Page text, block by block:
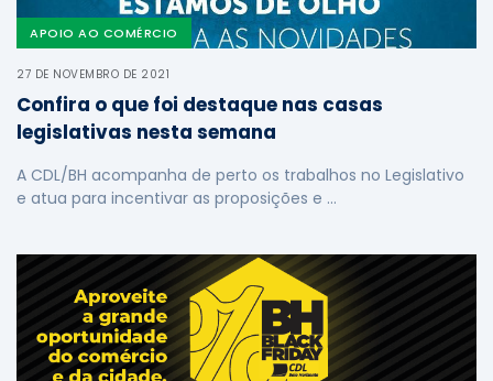
APOIO AO COMÉRCIO
27 DE NOVEMBRO DE 2021
Confira o que foi destaque nas casas
legislativas nesta semana
A CDL/BH acompanha de perto os trabalhos no Legislativo
e atua para incentivar as proposições e …